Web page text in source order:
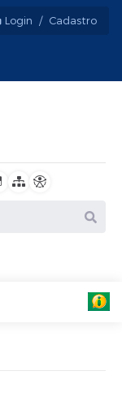
Login / Cadastro